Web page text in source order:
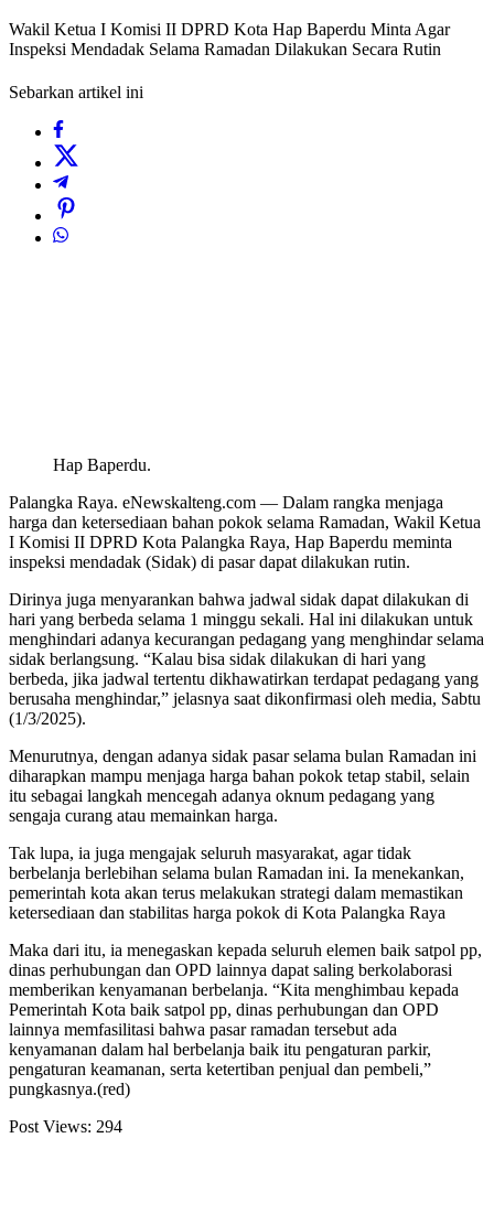
Wakil Ketua I Komisi II DPRD Kota Hap Baperdu Minta Agar
Inspeksi Mendadak Selama Ramadan Dilakukan Secara Rutin
Sebarkan artikel ini
Hap Baperdu.
Palangka Raya. eNewskalteng.com — Dalam rangka menjaga
harga dan ketersediaan bahan pokok selama Ramadan, Wakil Ketua
I Komisi II DPRD Kota Palangka Raya, Hap Baperdu meminta
inspeksi mendadak (Sidak) di pasar dapat dilakukan rutin.
Dirinya juga menyarankan bahwa jadwal sidak dapat dilakukan di
hari yang berbeda selama 1 minggu sekali. Hal ini dilakukan untuk
menghindari adanya kecurangan pedagang yang menghindar selama
sidak berlangsung. “Kalau bisa sidak dilakukan di hari yang
berbeda, jika jadwal tertentu dikhawatirkan terdapat pedagang yang
berusaha menghindar,” jelasnya saat dikonfirmasi oleh media, Sabtu
(1/3/2025).
Menurutnya, dengan adanya sidak pasar selama bulan Ramadan ini
diharapkan mampu menjaga harga bahan pokok tetap stabil, selain
itu sebagai langkah mencegah adanya oknum pedagang yang
sengaja curang atau memainkan harga.
Tak lupa, ia juga mengajak seluruh masyarakat, agar tidak
berbelanja berlebihan selama bulan Ramadan ini. Ia menekankan,
pemerintah kota akan terus melakukan strategi dalam memastikan
ketersediaan dan stabilitas harga pokok di Kota Palangka Raya
Maka dari itu, ia menegaskan kepada seluruh elemen baik satpol pp,
dinas perhubungan dan OPD lainnya dapat saling berkolaborasi
memberikan kenyamanan berbelanja. “Kita menghimbau kepada
Pemerintah Kota baik satpol pp, dinas perhubungan dan OPD
lainnya memfasilitasi bahwa pasar ramadan tersebut ada
kenyamanan dalam hal berbelanja baik itu pengaturan parkir,
pengaturan keamanan, serta ketertiban penjual dan pembeli,”
pungkasnya.(red)
Post Views: 294